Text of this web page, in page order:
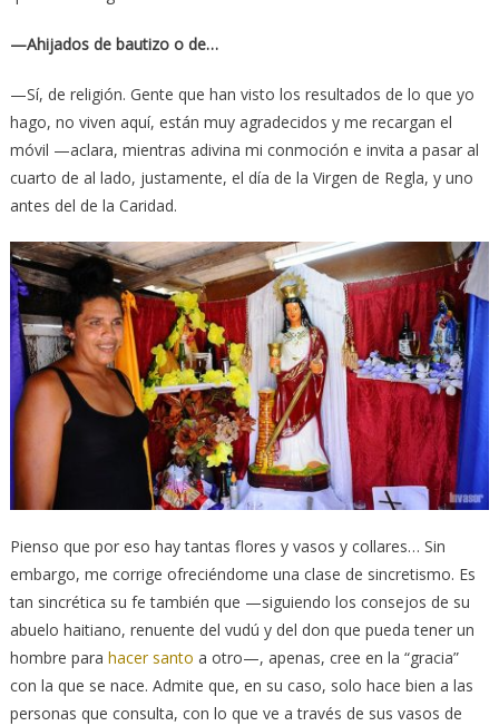
—Ahijados de bautizo o de…
—Sí, de religión. Gente que han visto los resultados de lo que yo
hago, no viven aquí, están muy agradecidos y me recargan el
móvil —aclara, mientras adivina mi conmoción e invita a pasar al
cuarto de al lado, justamente, el día de la Virgen de Regla, y uno
antes del de la Caridad.
Pienso que por eso hay tantas flores y vasos y collares… Sin
embargo, me corrige ofreciéndome una clase de sincretismo. Es
tan sincrética su fe también que —siguiendo los consejos de su
abuelo haitiano, renuente del vudú y del don que pueda tener un
hombre para hacer santo a otro—, apenas, cree en la “gracia”
con la que se nace. Admite que, en su caso, solo hace bien a las
personas que consulta, con lo que ve a través de sus vasos de